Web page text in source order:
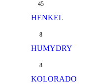
45
HENKEL
8
HUMYDRY
8
KOLORADO